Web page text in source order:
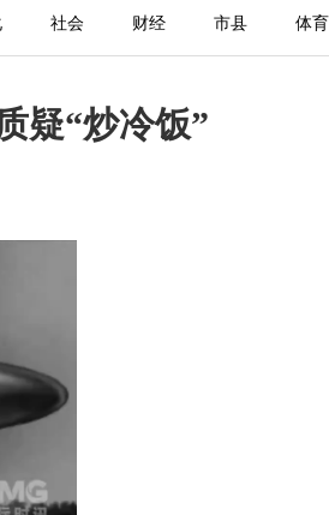
社会 财经 市县 体育
疑“炒冷饭”